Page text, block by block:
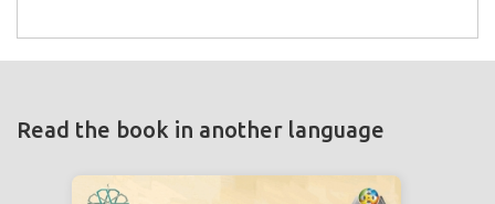
Read the book in another language